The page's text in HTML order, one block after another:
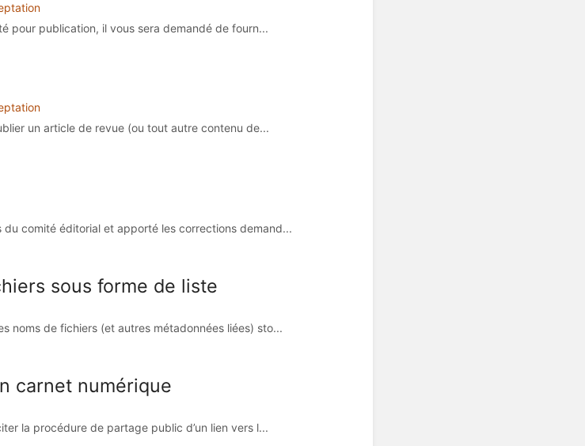
pour publication, il vous sera demandé de fourn...
un article de revue (ou tout autre contenu de...
comité éditorial et apporté les corrections demand...
sous forme de liste
noms de fichiers (et autres métadonnées liées) sto...
carnet numérique
la procédure de partage public d’un lien vers l...